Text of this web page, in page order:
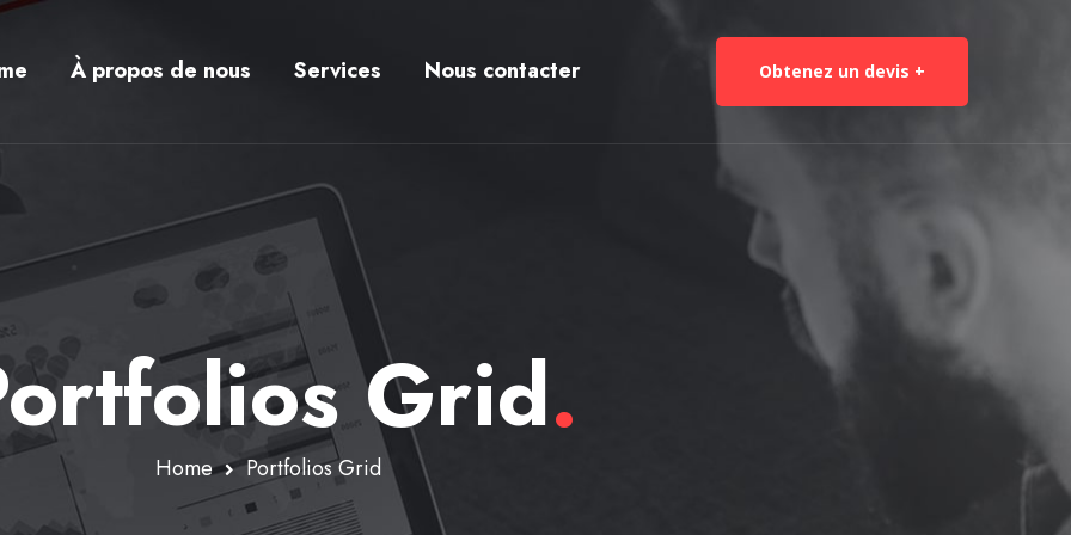
À propos de nous Services Nous contacter Obtenez un devis +
Grid.
Home Portfolios Grid